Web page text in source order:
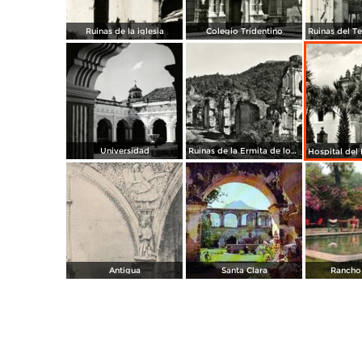
Ruinas de la iglesia Colegio Tridentino
Universidad Ruinas de la Ermita de los Dolores
Antigua Santa Clara